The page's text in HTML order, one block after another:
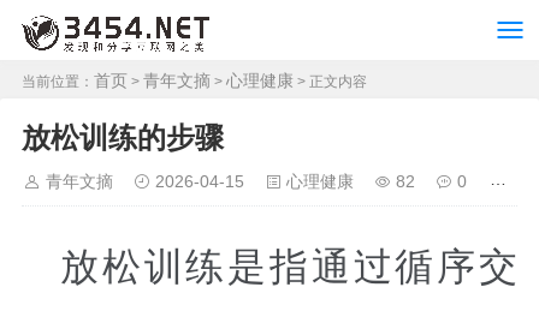
当前位置： 首页 > 青年文摘 > 心理健康 > 正文内容
放松训练的步骤
青年文摘 2026-04-15 心理健康 82 0
放松训练是指通过循序交